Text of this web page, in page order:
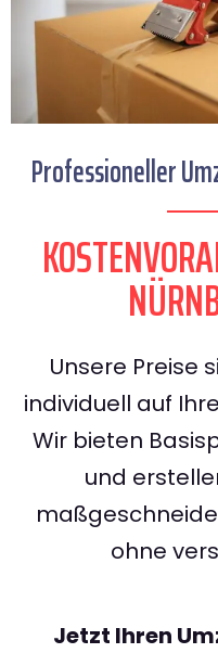
Professioneller
Unsere Preise
individuell auf
Wir bieten
und
ohne
Jetzt Ihren